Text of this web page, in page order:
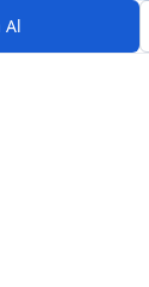
Al